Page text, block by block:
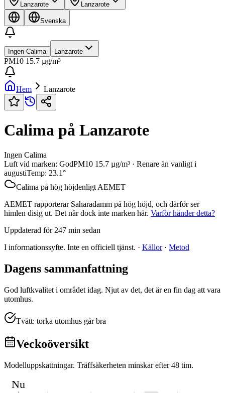
Lanzarote Lanzarote
Svenska
Ingen Calima Lanzarote
PM10 15.7 µg/m³
Hem Lanzarote
Calima på Lanzarote
Ingen Calima
Luft vid marken: GodPM10 15.7 µg/m³ · Renare än vanligt i
augustiTemp: 23.1°
Calima på hög höjdenligt AEMET
AEMET rapporterar Saharadamm på hög höjd, och därför ser
himlen disig ut. Det når dock inte marken här. Varför händer detta?
Uppdaterad för 247 min sedan
I informationssyfte. Inte en officiell tjänst. · Källor· Metod
Dagens sammanfattning
God luftkvalitet i området idag. Njut av det, det är en fin dag att vara
utomhus.
Tvätt: torka utomhus går bra
Veckoöversikt
Modelluppskattningar. Träffsäkerheten minskar efter 48 tim.
Nu